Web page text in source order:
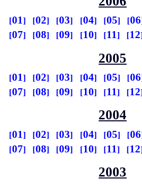
01 02 03 04 05
06
07
08 09 10 11 12
2005
01 02 03 04 05
06
07
08 09 10 11 12
2004
01 02 03 04 05
06
07
08 09 10 11 12
2003